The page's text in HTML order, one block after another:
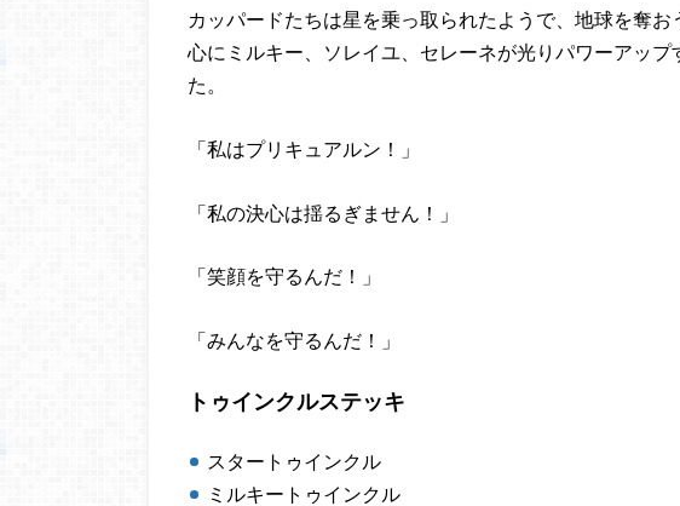
カッパードたちは星を乗っ取られたようで、地球を奪
心にミルキー、ソレイユ、セレーネが光りパワーアッ
た。
「私はプリキュアルン！」
「私の決心は揺るぎません！」
「笑顔を守るんだ！」
「みんなを守るんだ！」
トゥインクルステッキ
スタートゥインクル
ミルキートゥインクル